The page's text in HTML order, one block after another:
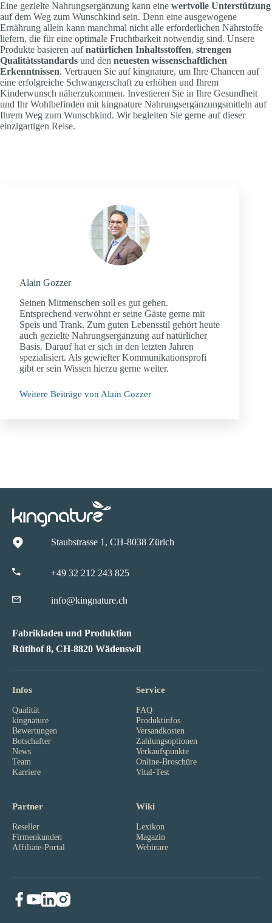
Eine gezielte Nahrungsergänzung kann eine wertvolle Unterstützung
auf dem Weg zum Wunschkind sein. Denn eine ausgewogene
Ernährung allein kann manchmal nicht alle erforderlichen Nährstoffe
liefern, die für eine optimale Fruchtbarkeit notwendig sind. Unsere
Produkte basieren aufnatürlichen Inhaltsstoffen, strengen
Qualitätsstandards und den neuesten wissenschaftlichen
Erkenntnissen. Vertrauen Sie auf kingnature, um Ihre Chancen auf
eine erfolgreiche Schwangerschaft zu erhöhen und Ihrem
Kinderwunsch näherzukommen. Investieren Sie in Ihre Gesundheit
und Ihr Wohlbefinden mit kingnature Nahrungsergänzungsmitteln auf
Ihrem Weg zum Wunschkind. Wir begleiten Sie gerne auf dieser
einzigartigen Reise.
Alain Gozzer
Seinen Mitmenschen soll es gut gehen.
Entsprechend verwöhnt er seine Gäste gerne mit
Speis und Trank. Zum guten Lebensstil gehört heute
auch gezielte Nahrungsergänzung auf natürlicher
Basis. Darauf hat er sich in den letzten Jahren
spezialisiert. Als gewiefter Kommunikationsprofi
gibt er sein Wissen hierzu gerne weiter.
Weitere Beiträge von Alain Gozzer
Staubstrasse 1, CH-8038 Zürich
+49 32 212 243 825
info@kingnature.ch
Fabrikladen und Produktion
Rütihof 8, CH-8820 Wädenswil
Infos
Qualität
kingnature
Bewertungen
Botschafter
News
Team
Karriere
Service
FAQ
Produktinfos
Versandkosten
Zahlungsoptionen
Verkaufspunkte
Online-Broschüre
Vital-Test
Partner
Reseller
Firmenkunden
Affiliate-Portal
Wiki
Lexikon
Magazin
Webinare